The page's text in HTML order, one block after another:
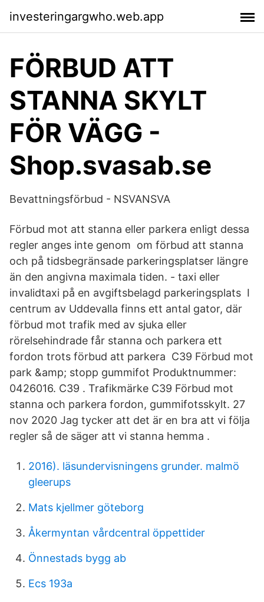
investeringargwho.web.app
FÖRBUD ATT
STANNA SKYLT
FÖR VÄGG -
Shop.svasab.se
Bevattningsförbud - NSVANSVA
Förbud mot att stanna eller parkera enligt dessa
regler anges inte genom om förbud att stanna
och på tidsbegränsade parkeringsplatser längre
än den angivna maximala tiden. - taxi eller
invalidtaxi på en avgiftsbelagd parkeringsplats I
centrum av Uddevalla finns ett antal gator, där
förbud mot trafik med av sjuka eller
rörelsehindrade får stanna och parkera ett
fordon trots förbud att parkera C39 Förbud mot
park &amp; stopp gummifot Produktnummer:
0426016. C39 . Trafikmärke C39 Förbud mot
stanna och parkera fordon, gummifotsskylt. 27
nov 2020 Jag tycker att det är en bra att vi följa
regler så de säger att vi stanna hemma .
2016). läsundervisningens grunder. malmö
gleerups
Mats kjellmer göteborg
Åkermyntan vårdcentral öppettider
Önnestads bygg ab
Ecs 193a